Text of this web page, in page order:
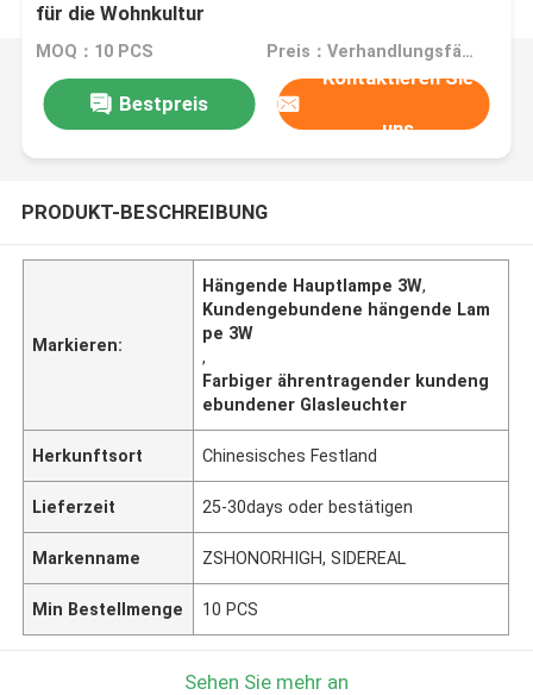
für die Wohnkultur
MOQ：10 PCS Preis：Verhandlungsfähig
Bestpreis
Kontaktieren Sie
uns
PRODUKT-BESCHREIBUNG
Markieren:
Hängende Hauptlampe 3W,
Kundengebundene hängende Lam
pe 3W
,
Farbiger ährentragender kundeng
ebundener Glasleuchter
Herkunftsort Chinesisches Festland
Lieferzeit 25-30days oder bestätigen
Markenname ZSHONORHIGH, SIDEREAL
Min Bestellmenge 10 PCS
Sehen Sie mehr an